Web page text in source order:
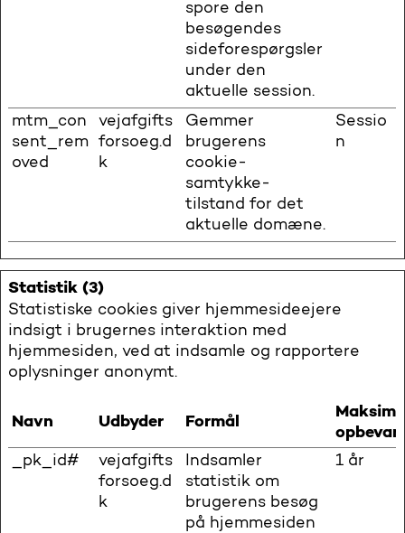
spore den
besøgendes
sideforespørgsler
under den
aktuelle session.
mtm_con
sent_rem
oved
vejafgifts
forsoeg.d
k
Gemmer
brugerens
cookie-
samtykke-
tilstand for det
aktuelle domæne.
Sessio
n
Statistik (3)
Statistiske cookies giver hjemmesideejere
indsigt i brugernes interaktion med
hjemmesiden, ved at indsamle og rapportere
oplysninger anonymt.
Navn Udbyder Formål
_pk_id#
vejafgifts
forsoeg.d
k
Indsamler
statistik om
brugerens besøg
på hjemmesiden
1 år